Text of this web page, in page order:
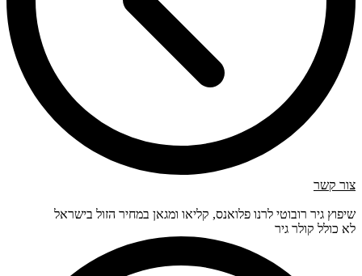
צור קשר
שיפוץ גיר רובוטי לרנו פלואנס, קליאו ומגאן במחיר הזול בישראל
לא כולל קולר גיר